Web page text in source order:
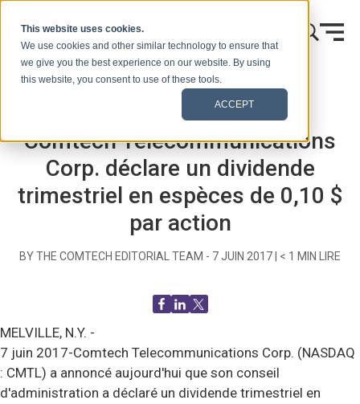
This website uses cookies.
We use cookies and other similar technology to ensure that
we give you the best experience on our website. By using
this website, you consent to use of these tools.
ACCEPT
Communiqués de presse
Comtech Telecommunications
Corp. déclare un dividende
trimestriel en espèces de 0,10 $
par action
BY THE COMTECH EDITORIAL TEAM - 7 JUIN 2017 < 1 MIN LIRE
MELVILLE, N.Y. -
7 juin 2017-Comtech Telecommunications Corp. (NASDAQ
: CMTL) a annoncé aujourd'hui que son conseil
d'administration a déclaré un dividende trimestriel en